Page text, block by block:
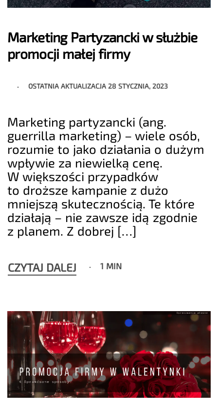
Marketing Partyzancki w służbie
promocji małej firmy
OSTATNIA AKTUALIZACJA 28 STYCZNIA, 2023
Marketing partyzancki (ang.
guerrilla marketing) – wiele osób,
rozumie to jako działania o dużym
wpływie za niewielką cenę.
W większości przypadków
to droższe kampanie z dużo
mniejszą skutecznością. Te które
działają – nie zawsze idą zgodnie
z planem. Z dobrej […]
CZYTAJ DALEJ 1 MIN